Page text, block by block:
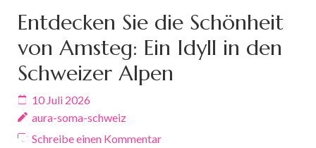
Entdecken Sie die Schönheit
von Amsteg: Ein Idyll in den
Schweizer Alpen
10 Juli 2026
aura-soma-schweiz
Schreibe einen Kommentar